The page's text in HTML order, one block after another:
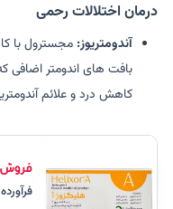
درمان اختلالات رحمی
آندومتریوز: مجسترول با
بافت های اندومتر اضافی
کاهش درد و علائم